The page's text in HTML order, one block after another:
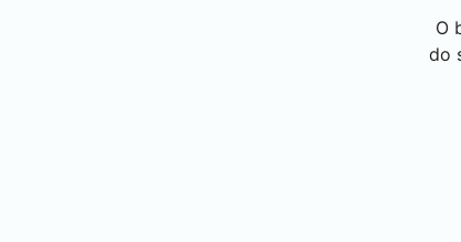
O
do